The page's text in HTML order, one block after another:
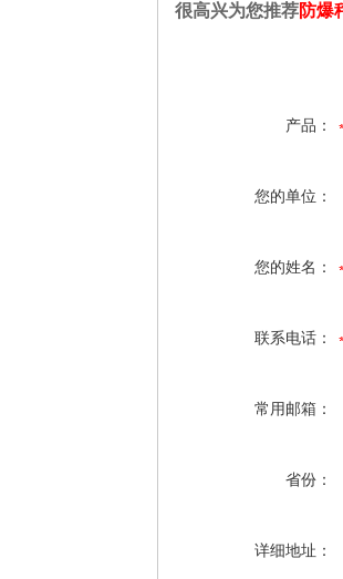
很高兴为您推荐防爆
产品：
您的单位：
您的姓名：
联系电话：
常用邮箱：
省份：
详细地址：